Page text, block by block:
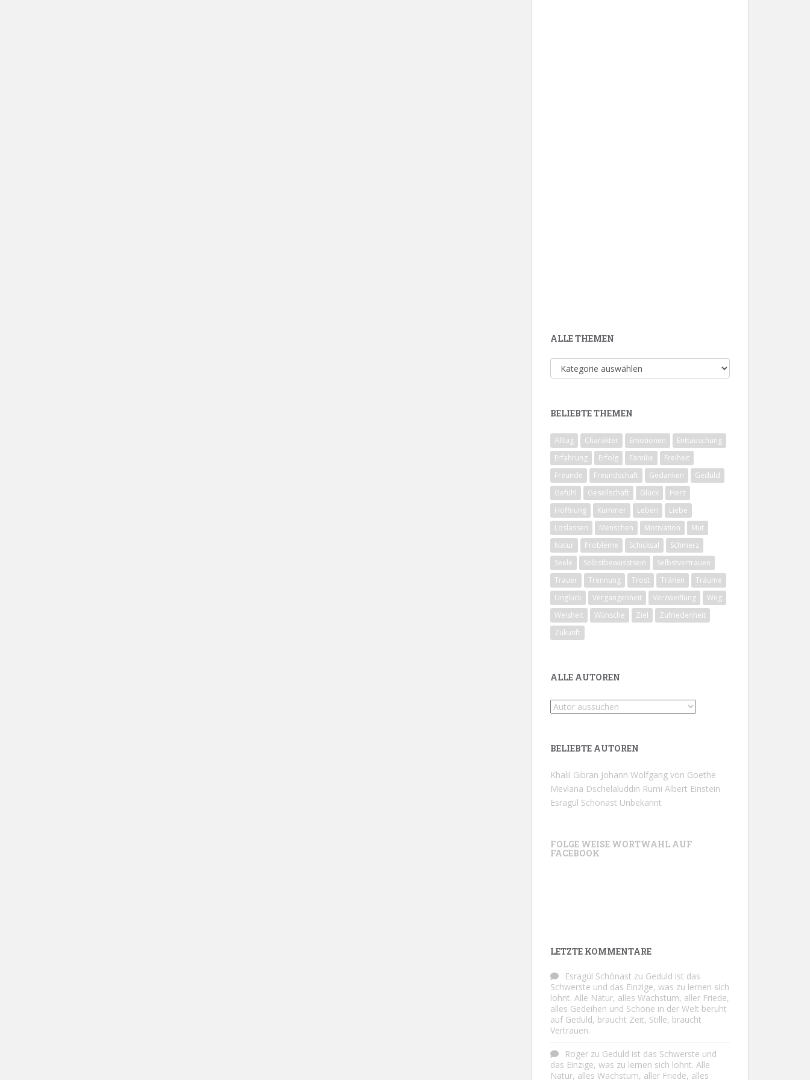
ALLE THEMEN
Alle
Themen
BELIEBTE THEMEN
Alltag Charakter Emotionen
Enttäuschung
Erfahrung
Erfolg Familie
Freiheit
Freunde
Freundschaft Gedanken
Geduld
Gefühl
Gesellschaft Glück
Herz
Hoffnung
Kummer Leben
Liebe
Loslassen
Menschen Motivation
Mut
Natur
Probleme Schicksal
Schmerz
Seele
Selbstbewusstsein
Selbstvertrauen
Trauer
Trennung Trost Tränen
Träume
Unglück
Vergangenheit Verzweiflung
Weg
Weisheit
Wünsche Ziel
Zufriedenheit
Zukunft
ALLE AUTOREN
BELIEBTE AUTOREN
Khalil Gibran Johann Wolfgang von Goethe
Mevlana Dschelaluddin Rumi Albert Einstein
Esragül Schönast Unbekannt
FOLGE WEISE WORTWAHL AUF
FACEBOOK
LETZTE KOMMENTARE
Esragül Schönast zu Geduld ist das
Schwerste und das Einzige, was zu lernen sich
lohnt. Alle Natur, alles Wachstum, aller Friede,
alles Gedeihen und Schöne in der Welt beruht
auf Geduld, braucht Zeit, Stille, braucht
Vertrauen.
Roger zu Geduld ist das Schwerste und
das Einzige, was zu lernen sich lohnt. Alle
Natur, alles Wachstum, aller Friede, alles